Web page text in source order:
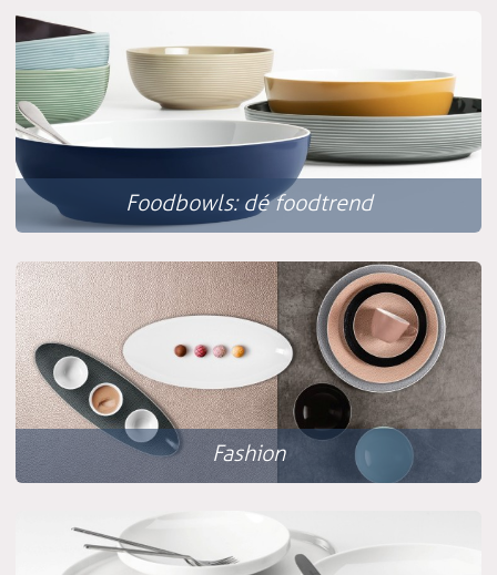
Foodbowls: dé foodtrend
Fashion